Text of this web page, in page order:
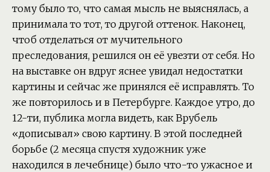
тому было то, что самая мысль не выяснялась, а
принимала то тот, то другой оттенок. Наконец,
чтоб отделаться от мучительного
преследования, решился он её увезти от себя. Но
на выставке он вдруг яснее увидал недостатки
картины и сейчас же принялся её исправлять. То
же повторилось и в Петербурге. Каждое утро, до
12-ти, публика могла видеть, как Врубель
«дописывал» свою картину. В этой последней
борьбе (2 месяца спустя художник уже
находился в лечебнице) было что-то ужасное и